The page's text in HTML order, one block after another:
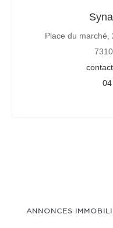
Place du marché,
ANNONCES